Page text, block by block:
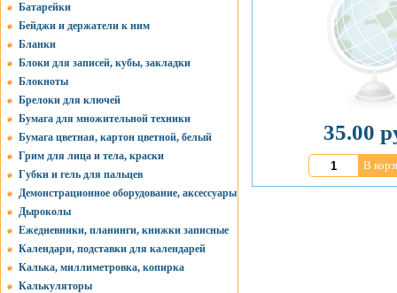
Батарейки
Бейджи и держатели к ним
Бланки
Блоки для записей, кубы, закладки
Блокноты
Брелоки для ключей
Бумага для множительной техники
Бумага цветная, картон цветной, белый
Грим для лица и тела, краски
Губки и гель для пальцев
Демонстрационное оборудование, аксессуары
Дыроколы
Ежедневники, планинги, книжки записные
Календари, подставки для календарей
Калька, миллиметровка, копирка
Калькуляторы
35.00
В